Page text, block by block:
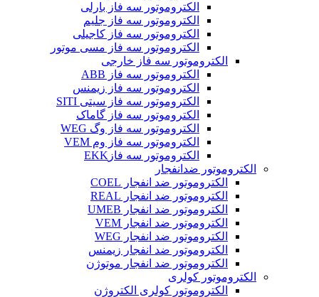
الکتروموتور سه فاز بارلی
الکتروموتور سه فاز جلیم
الکتروموتور سه فاز کاجیلی
الکتروموتور سه فاز مسی موتور
الکتروموتور سه فاز خارجی
الکتروموتور سه فاز ABB
الکتروموتور سه فاز زیمنس
الکتروموتور سه فاز سیتی SITI
الکتروموتور سه فاز گاماک
الکتروموتور سه فاز وگ WEG
الکتروموتور سه فاز وم VEM
الکتروموتور سه فازEKK
الکتروموتور ضدانفجار
الکتروموتور ضد انفجار COEL
الکتروموتور ضد انفجار REAL
الکتروموتور ضد انفجار UMEB
الکتروموتور ضد انفجار VEM
الکتروموتور ضد انفجار WEG
الکتروموتور ضد انفجار زیمنس
الکتروموتور ضد انفجار موتوژن
الکتروموتور کولری
الکتروموتور کولری الکتروژن